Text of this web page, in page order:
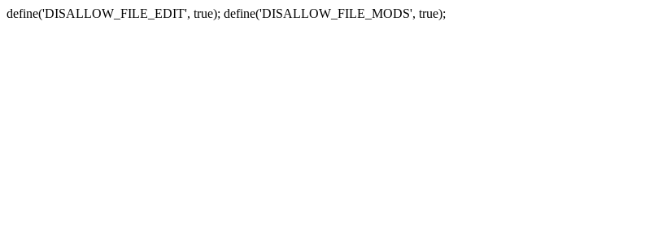
define('DISALLOW_FILE_EDIT', true); define('DISALLOW_FILE_MODS', true);